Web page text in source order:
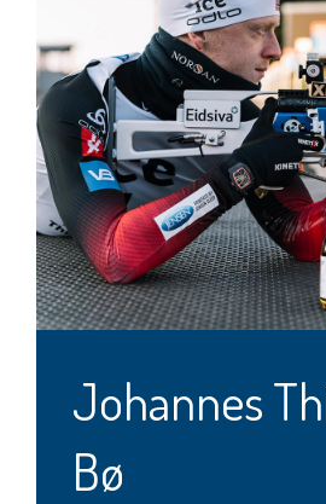
Johannes
Bø